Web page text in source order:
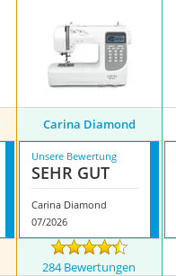
Carina Diamond
Unsere Bewertung
SEHR GUT
Carina Diamond
07/2026
284 Bewertungen